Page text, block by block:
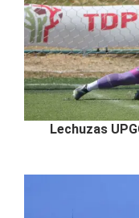
Lechuzas